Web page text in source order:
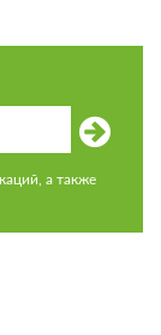
а также